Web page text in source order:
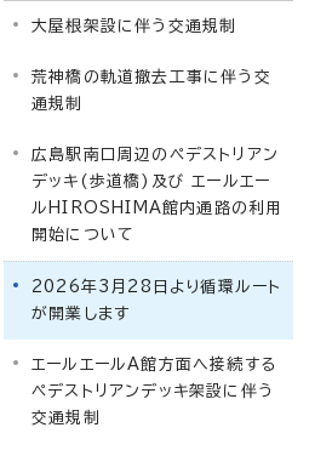
大屋根架設に伴う交通規制
荒神橋の軌道撤去工事に伴う交
通規制
広島駅南口周辺のペデストリアン
デッキ(歩道橋)及び エールエー
ルHIROSHIMA館内通路の利用
開始について
2026年3月28日より循環ルート
が開業します
エールエールA館方面へ接続する
ペデストリアンデッキ架設に伴う
交通規制